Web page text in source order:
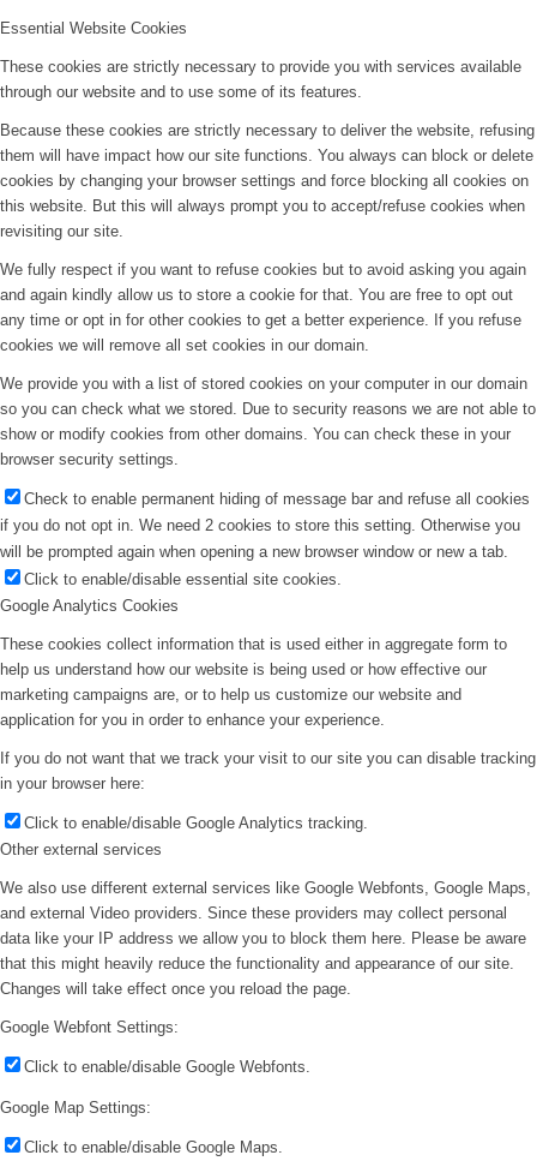
Essential Website Cookies
These cookies are strictly necessary to provide you with services available
through our website and to use some of its features.
Because these cookies are strictly necessary to deliver the website, refusing
them will have impact how our site functions. You always can block or delete
cookies by changing your browser settings and force blocking all cookies on
this website. But this will always prompt you to accept/refuse cookies when
revisiting our site.
We fully respect if you want to refuse cookies but to avoid asking you again
and again kindly allow us to store a cookie for that. You are free to opt out
any time or opt in for other cookies to get a better experience. If you refuse
cookies we will remove all set cookies in our domain.
We provide you with a list of stored cookies on your computer in our domain
so you can check what we stored. Due to security reasons we are not able to
show or modify cookies from other domains. You can check these in your
browser security settings.
Check to enable permanent hiding of message bar and refuse all cookies
if you do not opt in. We need 2 cookies to store this setting. Otherwise you
will be prompted again when opening a new browser window or new a tab.
Click to enable/disable essential site cookies.
Google Analytics Cookies
These cookies collect information that is used either in aggregate form to
help us understand how our website is being used or how effective our
marketing campaigns are, or to help us customize our website and
application for you in order to enhance your experience.
If you do not want that we track your visit to our site you can disable tracking
in your browser here:
Click to enable/disable Google Analytics tracking.
Other external services
We also use different external services like Google Webfonts, Google Maps,
and external Video providers. Since these providers may collect personal
data like your IP address we allow you to block them here. Please be aware
that this might heavily reduce the functionality and appearance of our site.
Changes will take effect once you reload the page.
Google Webfont Settings:
Click to enable/disable Google Webfonts.
Google Map Settings:
Click to enable/disable Google Maps.